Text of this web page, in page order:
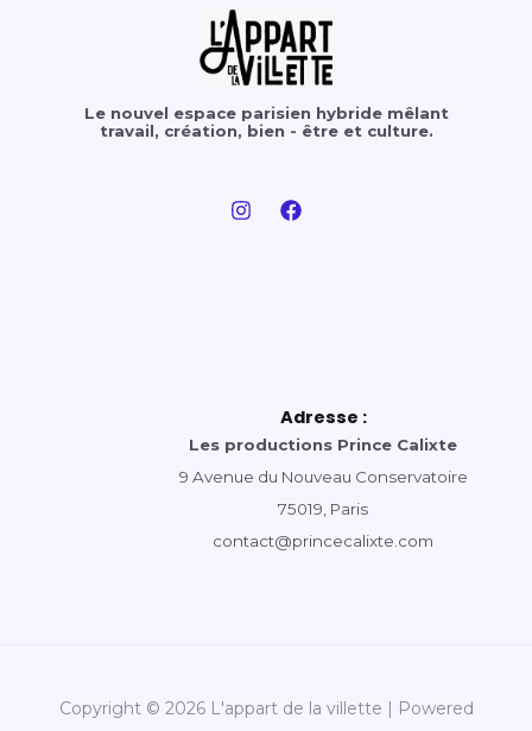
Le nouvel espace parisien hybride mêlant
travail, création, bien - être et culture.
Adresse :
Les productions Prince Calixte
9 Avenue du Nouveau Conservatoire
75019, Paris
contact@princecalixte.com
Copyright © 2026 L'appart de la villette | Powered